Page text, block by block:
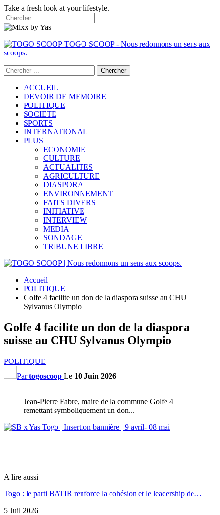
Take a fresh look at your lifestyle.
TOGO SCOOP - Nous redonnons un sens aux
scoops.
ACCUEIL
DEVOIR DE MEMOIRE
POLITIQUE
SOCIETE
SPORTS
INTERNATIONAL
PLUS
ECONOMIE
CULTURE
ACTUALITES
AGRICULTURE
DIASPORA
ENVIRONNEMENT
FAITS DIVERS
INITIATIVE
INTERVIEW
MEDIA
SONDAGE
TRIBUNE LIBRE
Accueil
POLITIQUE
Golfe 4 facilite un don de la diaspora suisse au CHU
Sylvanus Olympio
Golfe 4 facilite un don de la diaspora
suisse au CHU Sylvanus Olympio
POLITIQUE
Partogoscoop Le 10 Juin 2026
Jean-Pierre Fabre, maire de la commune Golfe 4
remettant symboliquement un don...
A lire aussi
Togo : le parti BATIR renforce la cohésion et le leadership de…
5 Juil 2026